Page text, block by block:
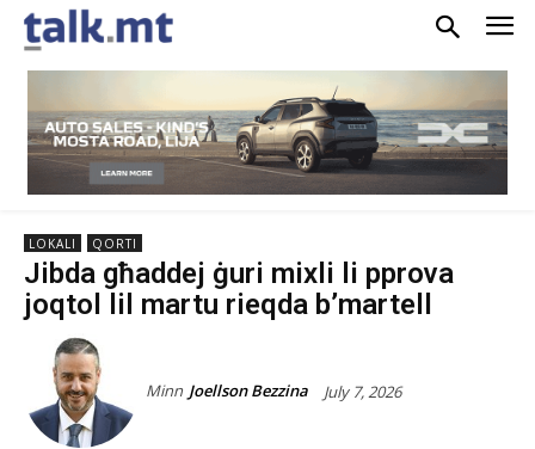
LOKALI QORTI
Jibda għaddej ġuri mixli li pprova
joqtol lil martu rieqda b’martell
Minn Joellson Bezzina July 7, 2026